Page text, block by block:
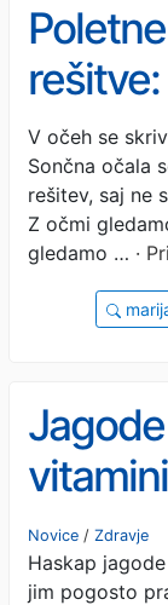
so
V očeh se
Sončna očala
rešitev, saj ne
Z očmi
gledamo … ·
Novice / Zdravje
Haskap
jim pogosto